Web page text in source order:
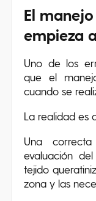
El
empieza
Uno de los
que el
cuando se
La realidad es
Una
evaluación
tejido
zona y las